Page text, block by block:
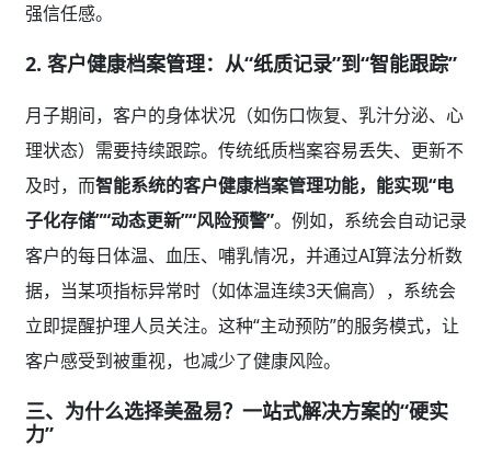
强信任感。
2. 客户健康档案管理：从“纸质记录”到“智能跟踪”
月子期间，客户的身体状况（如伤口恢复、乳汁分泌、心
理状态）需要持续跟踪。传统纸质档案容易丢失、更新不
及时，而智能系统的客户健康档案管理功能，能实现“电
子化存储”“动态更新”“风险预警”。例如，系统会自动记录
客户的每日体温、血压、哺乳情况，并通过AI算法分析数
据，当某项指标异常时（如体温连续3天偏高），系统会
立即提醒护理人员关注。这种“主动预防”的服务模式，让
客户感受到被重视，也减少了健康风险。
三、为什么选择美盈易？一站式解决方案的“硬实
力”